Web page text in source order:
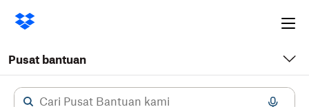
Pusat bantuan